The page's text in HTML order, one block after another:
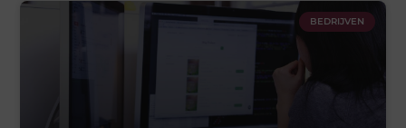
BEDRIJVEN